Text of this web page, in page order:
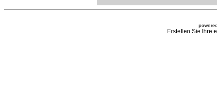
Erstellen Sie Ihre